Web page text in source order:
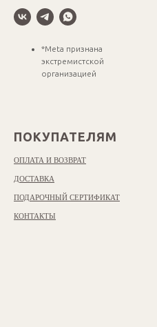
*Meta признана
экстремистской
организацией
ПОКУПАТЕЛЯМ
ОПЛАТА И ВОЗВРАТ
ДОСТАВКА
ПОДАРОЧНЫЙ СЕРТИФИКАТ
КОНТАКТЫ